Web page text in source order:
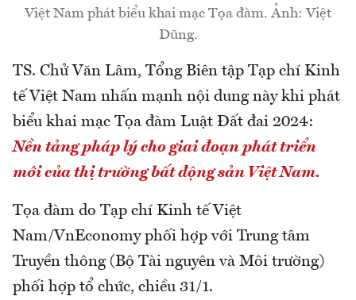
Việt Nam phát biểu khai mạc Tọa đàm. Ảnh: Việt
Dũng.
TS. Chử Văn Lâm, Tổng Biên tập Tạp chí Kinh
tế Việt Nam nhấn mạnh nội dung này khi phát
biểu khai mạc Tọa đàm Luật Đất đai 2024:
Nền tảng pháp lý cho giai đoạn phát triển
mới của thị trường bất động sản Việt Nam.
Tọa đàm do Tạp chí Kinh tế Việt
Nam/VnEconomy phối hợp với Trung tâm
Truyền thông (Bộ Tài nguyên và Môi trường)
phối hợp tổ chức, chiều 31/1.